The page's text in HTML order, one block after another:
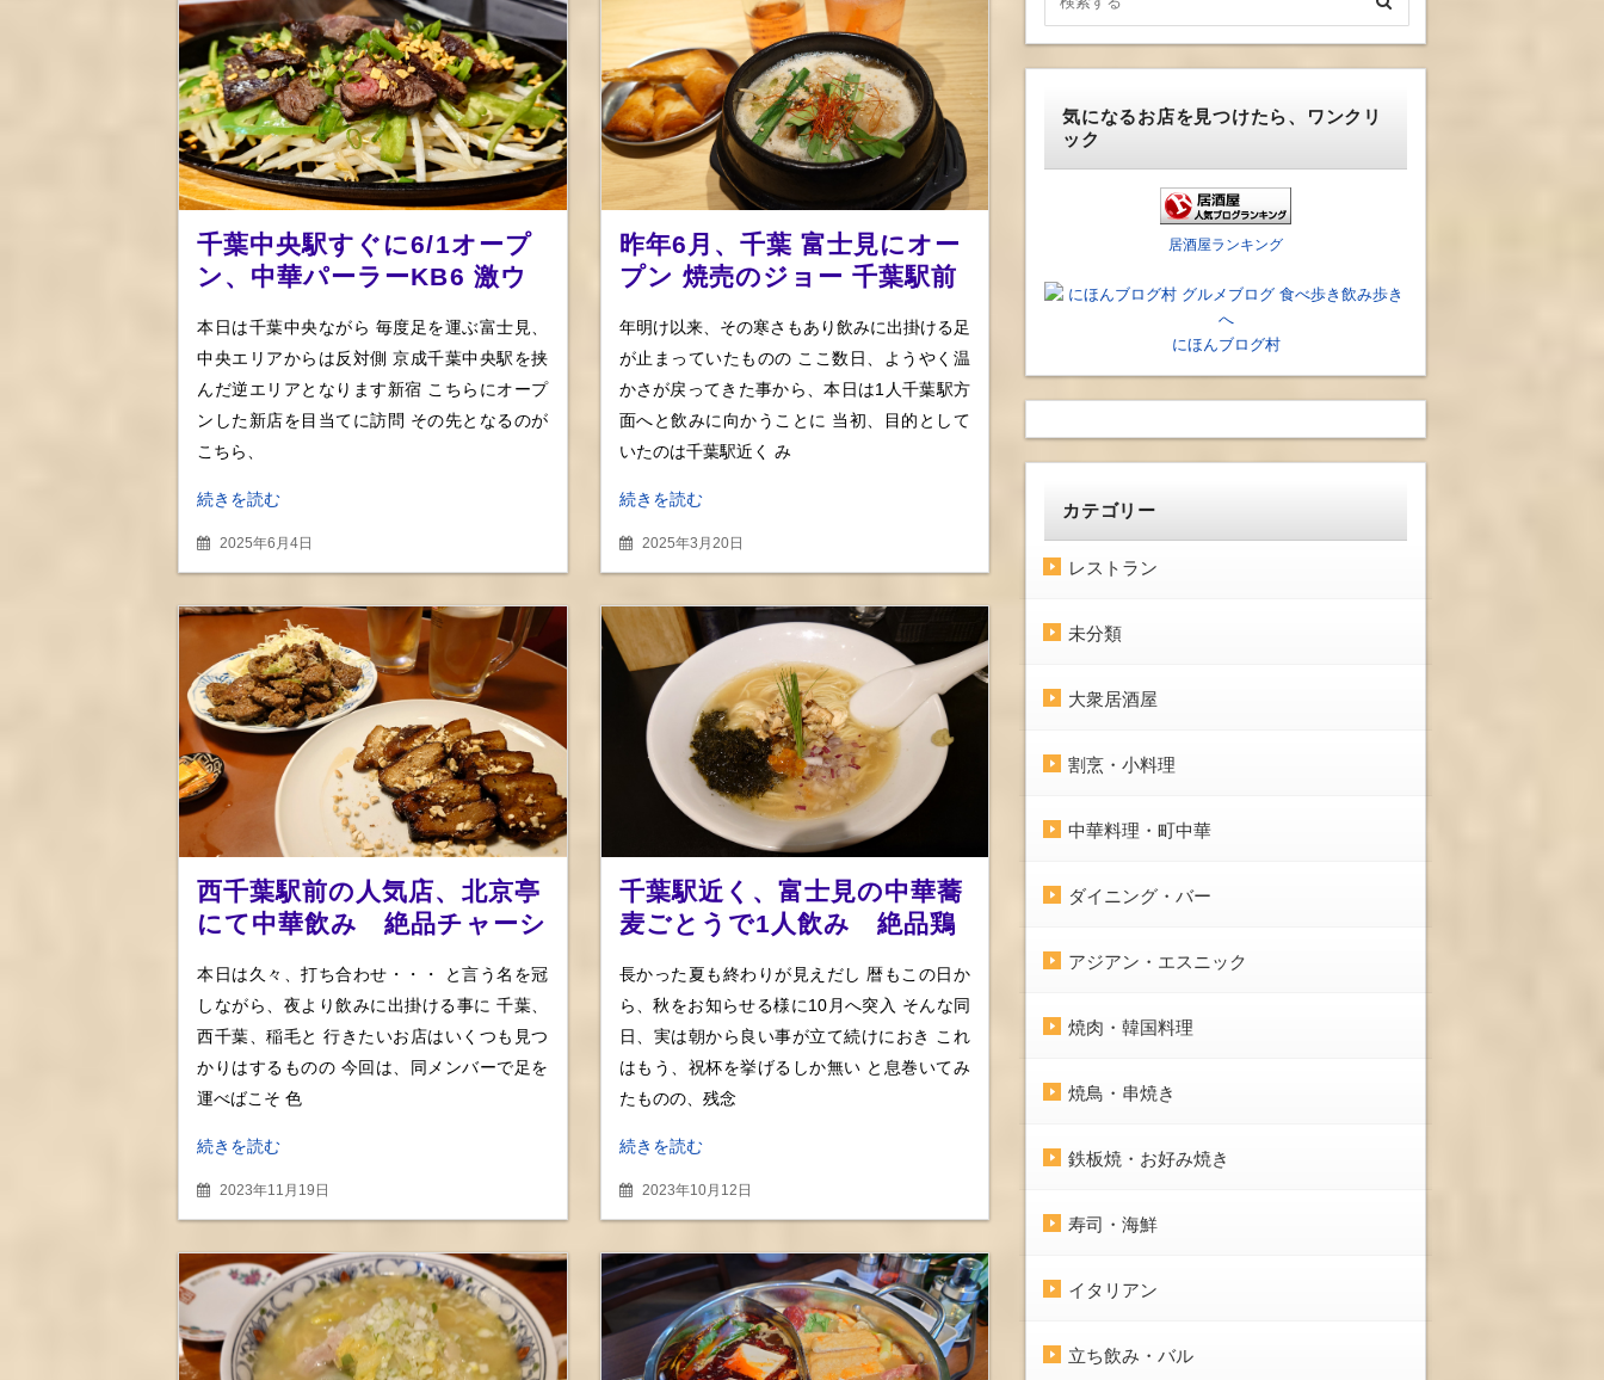
千葉中央駅すぐに6/1オープ
ン、中華パーラーKB6 激ウ
満足
本日は千葉中央ながら 毎度足を運ぶ富士見、
中央エリアからは反対側 京成千葉中央駅を挟
んだ逆エリアとなります新宿 こちらにオープ
ンした新店を目当てに訪問 その先となるのが
こちら、
続きを読む
2025年6月4日
昨年6月、千葉 富士見にオー
プン 焼売のジョー 千葉駅前
べ
年明け以来、その寒さもあり飲みに出掛ける足
が止まっていたものの ここ数日、ようやく温
かさが戻ってきた事から、本日は1人千葉駅方
面へと飲みに向かうことに 当初、目的として
いたのは千葉駅近く み
続きを読む
2025年3月20日
西千葉駅前の人気店、北京亭
にて中華飲み 絶品チャーシ
と堪能
本日は久々、打ち合わせ・・・ と言う名を冠
しながら、夜より飲みに出掛ける事に 千葉、
西千葉、稲毛と 行きたいお店はいくつも見つ
かりはするものの 今回は、同メンバーで足を
運べばこそ 色
続きを読む
2023年11月19日
千葉駅近く、富士見の中華蕎
麦ごとうで1人飲み 絶品鶏
秋鮭しお蕎麦
長かった夏も終わりが見えだし 暦もこの日か
ら、秋をお知らせる様に10月へ突入 そんな同
日、実は朝から良い事が立て続けにおき これ
はもう、祝杯を挙げるしか無い と息巻いてみ
たものの、残念
続きを読む
2023年10月12日
気になるお店を見つけたら、ワンクリ
ック
居酒屋ランキング
にほんブログ村
カテゴリー
レストラン
未分類
大衆居酒屋
割烹・小料理
中華料理・町中華
ダイニング・バー
アジアン・エスニック
焼肉・韓国料理
焼鳥・串焼き
鉄板焼・お好み焼き
寿司・海鮮
イタリアン
立ち飲み・バル